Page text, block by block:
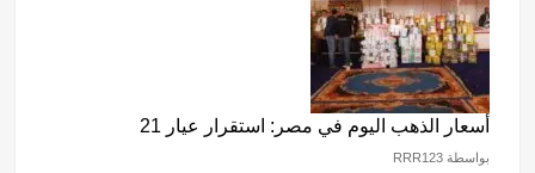
أسعار الذهب اليوم في مصر: استقرار عيار 21
بواسطة RRR123